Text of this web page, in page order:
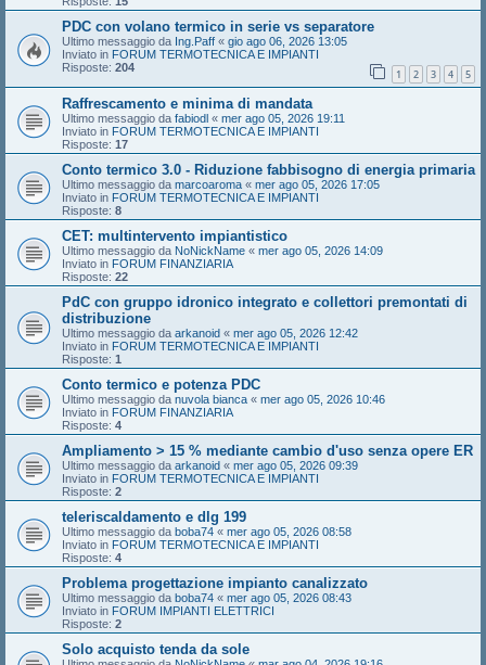
PDC con volano termico in serie vs separatore
Ultimo messaggio da Ing.Paff « gio ago 06, 2026 13:05
Inviato in FORUM TERMOTECNICA E IMPIANTI
Risposte: 204 1 2 3 4 5
Raffrescamento e minima di mandata
Ultimo messaggio da fabiodl « mer ago 05, 2026 19:11
Inviato in FORUM TERMOTECNICA E IMPIANTI
Risposte: 17
Conto termico 3.0 - Riduzione fabbisogno di energia primaria
Ultimo messaggio da marcoaroma « mer ago 05, 2026 17:05
Inviato in FORUM TERMOTECNICA E IMPIANTI
Risposte: 8
CET: multintervento impiantistico
Ultimo messaggio da NoNickName « mer ago 05, 2026 14:09
Inviato in FORUM FINANZIARIA
Risposte: 22
PdC con gruppo idronico integrato e collettori premontati di
distribuzione
Ultimo messaggio da arkanoid « mer ago 05, 2026 12:42
Inviato in FORUM TERMOTECNICA E IMPIANTI
Risposte: 1
Conto termico e potenza PDC
Ultimo messaggio da nuvola bianca « mer ago 05, 2026 10:46
Inviato in FORUM FINANZIARIA
Risposte: 4
Ampliamento > 15 % mediante cambio d'uso senza opere ER
Ultimo messaggio da arkanoid « mer ago 05, 2026 09:39
Inviato in FORUM TERMOTECNICA E IMPIANTI
Risposte: 2
teleriscaldamento e dlg 199
Ultimo messaggio da boba74 « mer ago 05, 2026 08:58
Inviato in FORUM TERMOTECNICA E IMPIANTI
Risposte: 4
Problema progettazione impianto canalizzato
Ultimo messaggio da boba74 « mer ago 05, 2026 08:43
Inviato in FORUM IMPIANTI ELETTRICI
Risposte: 2
Solo acquisto tenda da sole